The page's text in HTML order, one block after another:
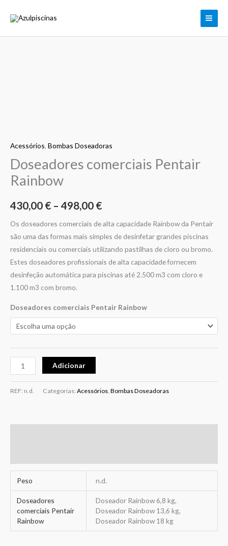
Acessórios, Bombas Doseadoras
Doseadores comerciais Pentair
Rainbow
430,00 € – 498,00 €
498,00 €
Os doseadores comerciais de alta capacidade Rainbow da Pentair
são uma das formas mais simples de desinfetar grandes piscinas
residenciais ou comerciais utilizando pastilhas de cloro ou bromo.
Estes doseadores profissionais de alta capacidade fornecem
desinfeção automática para piscinas até 2.500 m3 com cloro e
1.100 m3 com bromo.
Doseadores comerciais Pentair Rainbow
Adicionar
REF: n.d. Categorias: Acessórios Bombas Doseadoras
Peso n.d.
Doseadores
comerciais Pentair
Rainbow
Doseador Rainbow 6,8 kg,
Doseador Rainbow 13,6 kg,
Doseador Rainbow 18 kg